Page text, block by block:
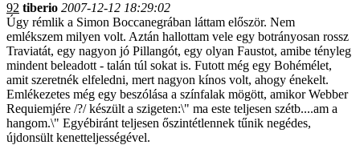
92 tiberio 2007-12-12 18:29:02
Úgy rémlik a Simon Boccanegrában láttam először. Nem
emlékszem milyen volt. Aztán hallottam vele egy botrányosan rossz
Traviatát, egy nagyon jó Pillangót, egy olyan Faustot, amibe tényleg
mindent beleadott - talán túl sokat is. Futott még egy Bohémélet,
amit szeretnék elfeledni, mert nagyon kínos volt, ahogy énekelt.
Emlékezetes még egy beszólása a színfalak mögött, amikor Webber
Requiemjére /?/ készült a szigeten:\" ma este teljesen szétb....am a
hangom.\" Egyébiránt teljesen őszintétlennek tűnik negédes,
újdonsült kenetteljességével.